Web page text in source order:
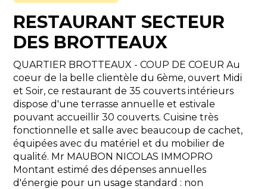
RESTAURANT SECTEUR
DES BROTTEAUX
QUARTIER BROTTEAUX - COUP DE COEUR Au
coeur de la belle clientèle du 6ème, ouvert Midi
et Soir, ce restaurant de 35 couverts intérieurs
dispose d'une terrasse annuelle et estivale
pouvant accueillir 30 couverts. Cuisine très
fonctionnelle et salle avec beaucoup de cachet,
équipées avec du matériel et du mobilier de
qualité. Mr MAUBON NICOLAS IMMOPRO
Montant estimé des dépenses annuelles
d'énergie pour un usage standard : non